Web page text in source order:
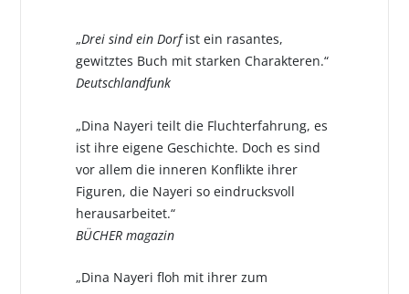
„Drei sind ein Dorfist ein rasantes,
gewitztes Buch mit starken Charakteren.“
Deutschlandfunk
„Dina Nayeri teilt die Fluchterfahrung, es
ist ihre eigene Geschichte. Doch es sind
vor allem die inneren Konflikte ihrer
Figuren, die Nayeri so eindrucksvoll
herausarbeitet.“
BÜCHER magazin
„Dina Nayeri floh mit ihrer zum